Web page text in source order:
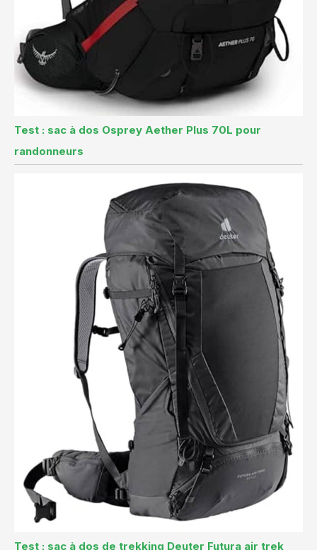
Test : sac à dos Osprey Aether Plus 70L pour
randonneurs
Test : sac à dos de trekking Deuter Futura air trek